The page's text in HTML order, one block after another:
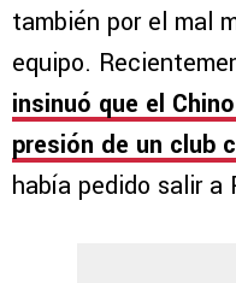
también por el mal
equipo.
insinuó que el
presión de un club
había pedido salir a